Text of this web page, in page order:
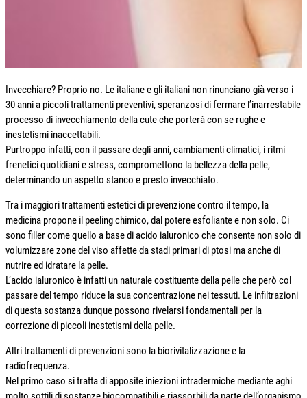
Invecchiare? Proprio no. Le italiane e gli italiani non rinunciano già verso i
30 anni a piccoli trattamenti preventivi, speranzosi di fermare l’inarrestabile
processo di invecchiamento della cute che porterà con se rughe e
inestetismi inaccettabili.
Purtroppo infatti, con il passare degli anni, cambiamenti climatici, i ritmi
frenetici quotidiani e stress, compromettono la bellezza della pelle,
determinando un aspetto stanco e presto invecchiato.
Tra i maggiori trattamenti estetici di prevenzione contro il tempo, la
medicina propone il peeling chimico, dal potere esfoliante e non solo. Ci
sono filler come quello a base di acido ialuronico che consente non solo di
volumizzare zone del viso affette da stadi primari di ptosi ma anche di
nutrire ed idratare la pelle.
L’acido ialuronico è infatti un naturale costituente della pelle che però col
passare del tempo riduce la sua concentrazione nei tessuti. Le infiltrazioni
di questa sostanza dunque possono rivelarsi fondamentali per la
correzione di piccoli inestetismi della pelle.
Altri trattamenti di prevenzioni sono la biorivitalizzazione e la
radiofrequenza.
Nel primo caso si tratta di apposite iniezioni intradermiche mediante aghi